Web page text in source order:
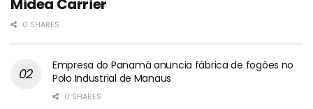
Midea Carrier
0 SHARES
Empresa do Panamá anuncia fábrica de fogões no
Polo Industrial de Manaus
0 SHARES